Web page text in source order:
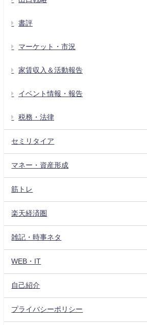
書評
マーケット・市況
家賃収入＆活動報告
イベント情報・報告
税務・法律
セミリタイア
マネー・資産形成
筋トレ
楽天経済圏
雑記・時事ネタ
WEB・IT
自己紹介
プライバシーポリシー